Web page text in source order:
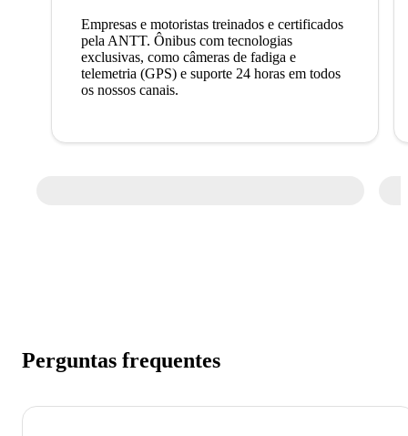
Empresas e motoristas treinados e certificados
pela ANTT. Ônibus com tecnologias
exclusivas, como câmeras de fadiga e
telemetria (GPS) e suporte 24 horas em todos
os nossos canais.
Perguntas frequentes